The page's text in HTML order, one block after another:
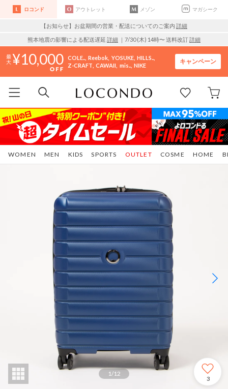
ロコンド アウトレット メゾン マガシーク
【お知らせ】お盆期間の営業・配送についてのご案内 詳細
熊本地震の影響による配送遅延 詳細 ｜7/30 (木) 14時〜 送料改訂詳細
10,000 COLE.. Reebok YOSUKE HILLS..
Z-CRAFT CAWAII mis.. NIKE
キャンペーン
WOMEN MEN KIDS SPORTS COSME HOME
OUTLET
1/12
3